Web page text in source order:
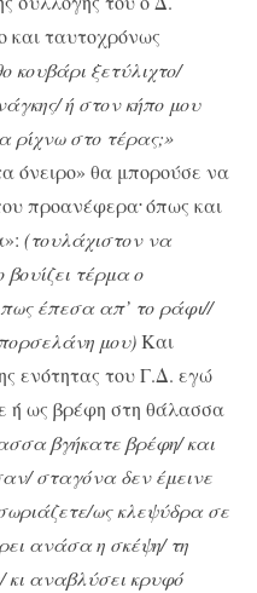
και ταυτοχρόνως
κουβάρι ξετύλιχτο/
ή στον κήπο μου
ρίχνω στο τέρας;»
όνειρο» θα μπορούσε να
προανέφερα. όπως και
(τουλάχιστον να
τέρμα ο
έπεσα απ’ το ράφι//
μου)Και
ενότητας του Γ.Δ. εγώ
ή ως βρέφη στη θάλασσα
βγήκατε βρέφη/ και
σταγόνα δεν έμεινε
ως κλεψύδρα σε
ανάσα η σκέψη/ τη
κι αναβλύσει κρυφό